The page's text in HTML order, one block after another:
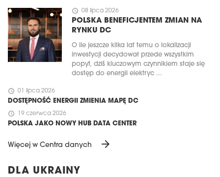
schedule 08 lipca 2026
POLSKA BENEFICJENTEM ZMIAN NA
RYNKU DC
O ile jeszcze kilka lat temu o lokalizacji
inwestycji decydował przede wszystkim
popyt, dziś kluczowym czynnikiem staje się
dostęp do energii elektryc ...
schedule 01 lipca 2026
DOSTĘPNOŚĆ ENERGII ZMIENIA MAPĘ DC
schedule 19 czerwca 2026
POLSKA JAKO NOWY HUB DATA CENTER
Więcej w Centra danych arrow_forward
DLA UKRAINY